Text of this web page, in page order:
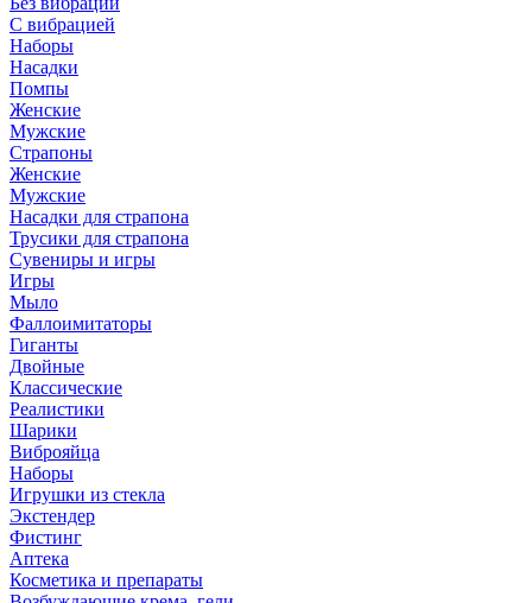
С вибрацией
Наборы
Насадки
Помпы
Женские
Мужские
Страпоны
Женские
Мужские
Насадки для страпона
Трусики для страпона
Сувениры и игры
Игры
Мыло
Фаллоимитаторы
Гиганты
Двойные
Классические
Реалистики
Шарики
Виброяйца
Наборы
Игрушки из стекла
Экстендер
Фистинг
Аптека
Косметика и препараты